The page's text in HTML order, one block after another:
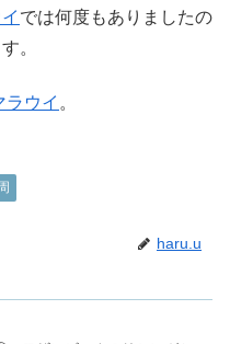
では何度もありましたの
。
ラウイ 。
haru.u